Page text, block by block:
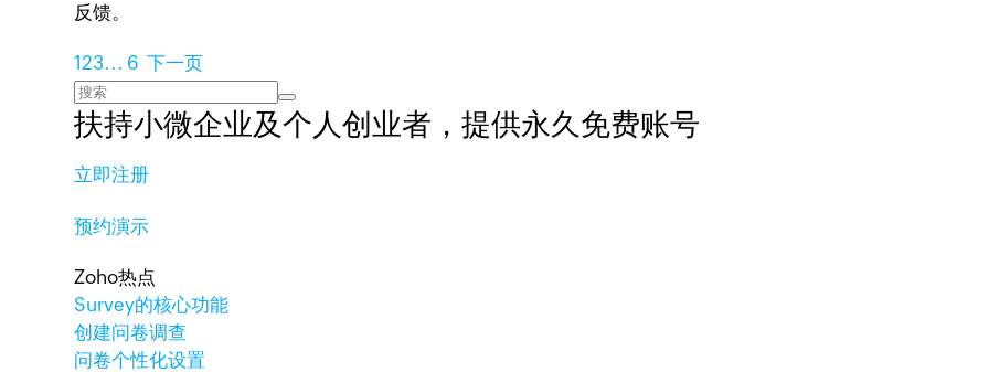
反馈。
123... 6 下一页
扶持小微企业及个人创业者，提供永久免费账号
立即注册
预约演示
Zoho热点
Survey的核心功能
创建问卷调查
问卷个性化设置